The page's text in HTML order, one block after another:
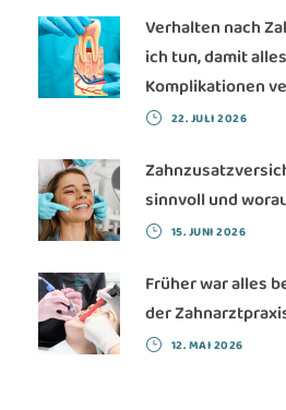
Verhalten nach
ich tun, damit
Komplikationen
22. JULI 2026
sinnvoll und
15. JUNI 2026
Früher war alles
der
12. MAI 2026